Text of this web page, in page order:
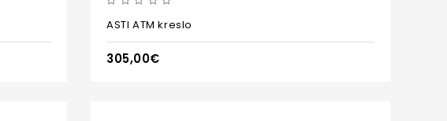
ASTI ATM kreslo
305,00€